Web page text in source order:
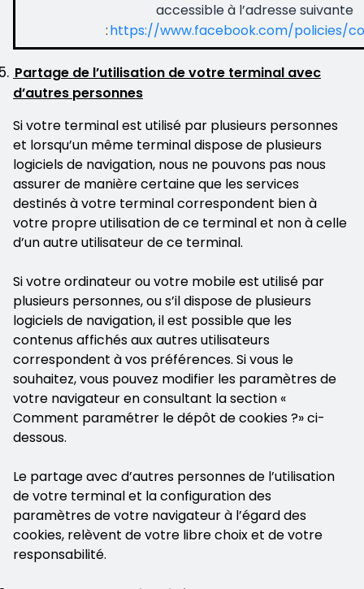
accessible à l’adresse suivante
:https://www.facebook.com/policies/
Partage de l’utilisation de votre terminal avec
d’autres personnes
Si votre terminal est utilisé par plusieurs personnes
et lorsqu’un même terminal dispose de plusieurs
logiciels de navigation, nous ne pouvons pas nous
assurer de manière certaine que les services
destinés à votre terminal correspondent bien à
votre propre utilisation de ce terminal et non à celle
d’un autre utilisateur de ce terminal.
Si votre ordinateur ou votre mobile est utilisé par
plusieurs personnes, ou s’il dispose de plusieurs
logiciels de navigation, il est possible que les
contenus affichés aux autres utilisateurs
correspondent à vos préférences. Si vous le
souhaitez, vous pouvez modifier les paramètres de
votre navigateur en consultant la section «
Comment paramétrer le dépôt de cookies ?» ci-
dessous.
Le partage avec d’autres personnes de l’utilisation
de votre terminal et la configuration des
paramètres de votre navigateur à l’égard des
cookies, relèvent de votre libre choix et de votre
responsabilité.